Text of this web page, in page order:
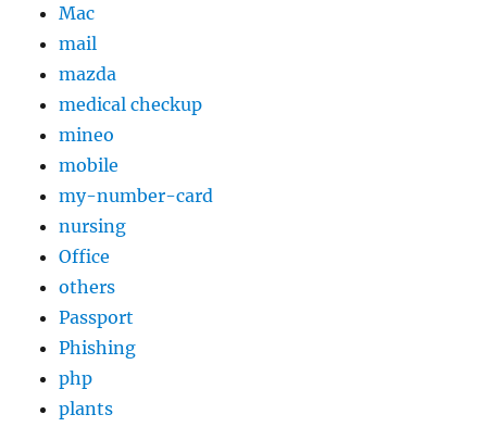
Mac
mail
mazda
medical checkup
mineo
mobile
my-number-card
nursing
Office
others
Passport
Phishing
php
plants